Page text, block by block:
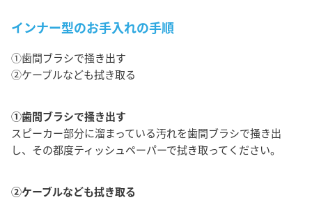
インナー型のお手入れの手順
①歯間ブラシで掻き出す
②ケーブルなども拭き取る
①歯間ブラシで掻き出す
スピーカー部分に溜まっている汚れを歯間ブラシで掻き出
し、その都度ティッシュペーパーで拭き取ってください。
②ケーブルなども拭き取る